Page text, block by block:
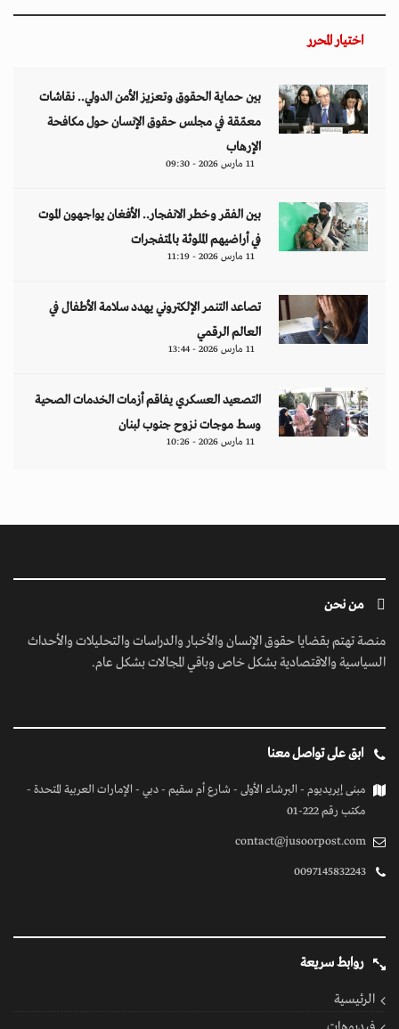
اختيار المحرر
بين حماية الحقوق وتعزيز الأمن الدولي.. نقاشات
معمّقة في مجلس حقوق الإنسان حول مكافحة
الإرهاب
11 مارس 2026 - 09:30
بين الفقر وخطر الانفجار.. الأفغان يواجهون الموت
في أراضيهم الملوثة بالمتفجرات
11 مارس 2026 - 11:19
تصاعد التنمر الإلكتروني يهدد سلامة الأطفال في
العالم الرقمي
11 مارس 2026 - 13:44
التصعيد العسكري يفاقم أزمات الخدمات الصحية
وسط موجات نزوح جنوب لبنان
11 مارس 2026 - 10:26
من نحن
منصة تهتم بقضايا حقوق الإنسان والأخبار والدراسات والتحليلات والأحداث
السياسية والاقتصادية بشكل خاص وباقي المجالات بشكل عام.
ابق على تواصل معنا
مبنى إيريديوم - البرشاء الأولى - شارع أم سقيم - دبي - الإمارات العربية المتحدة -
مكتب رقم 222-01
contact@jusoorpost.com
0097145832243
روابط سريعة
الرئيسية